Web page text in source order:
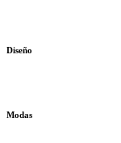
Diseño
Modas